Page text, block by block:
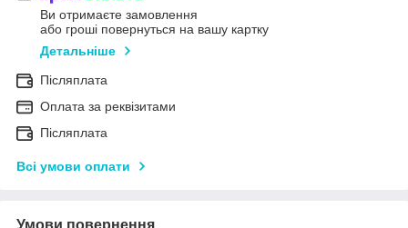
Ви отримаєте замовлення
або гроші повернуться на вашу картку
Детальніше
Післяплата
Оплата за реквізитами
Післяплата
Всі умови оплати